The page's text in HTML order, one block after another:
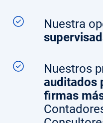
Nuestra
Nuestros
auditados
firmas